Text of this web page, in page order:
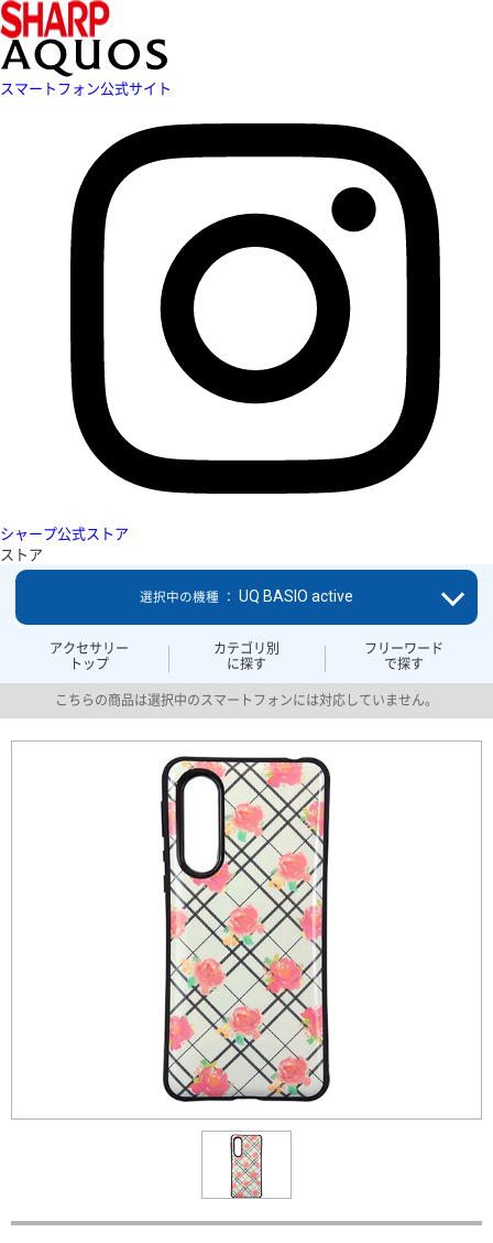
スマートフォン公式サイト
シャープ公式ストア
ストア
アクセサリー
トップ
カテゴリ別
に探す
フリーワード
で探す
選択中の機種 ： UQ BASIO active
こちらの商品は選択中のスマートフォンには対応していません。